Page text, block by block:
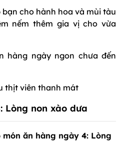
bạn cho hành hoa và mùi tàu
nếm thêm gia vị cho vừa
thịt viên thanh mát
Lòng non xào dưa
ăn hàng ngày 4: Lòng